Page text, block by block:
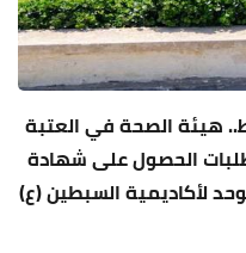
هيئة الصحة في العتبة
الحصول على شهادة
لأكاديمية السبطين (ع)